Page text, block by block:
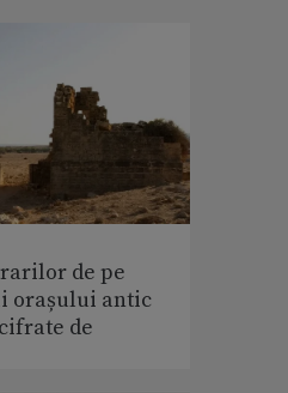
de pe
orașului antic
de